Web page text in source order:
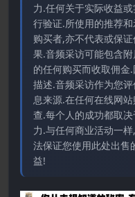
力.任何关于实际收益
行验证.所使用的推荐
购买者,亦不代表或保
果.音频采访可能包含
的任何购买而收取佣金
描述.音频采访作为您
息来源.在任何在线网
查.每个人的成功都取
力.与任何商业活动一
法保证您使用此处出售
益!